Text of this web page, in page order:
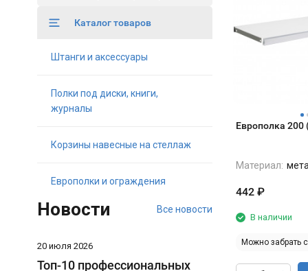
Европолка 200
Материал:
442 ₽
В наличии
Можно забрать
Каталог товаров
Штанги и аксессуары
Полки под диски, книги,
журналы
Корзины навесные на стеллаж
Европолки и ограждения
Новости Все новости
20 июля 2026
Топ-10 профессиональных